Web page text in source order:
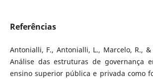
Referências
Antonialli, F., Antonialli, L., Marcelo, R., &
Análise das estruturas de governança
ensino superior pública e privada como